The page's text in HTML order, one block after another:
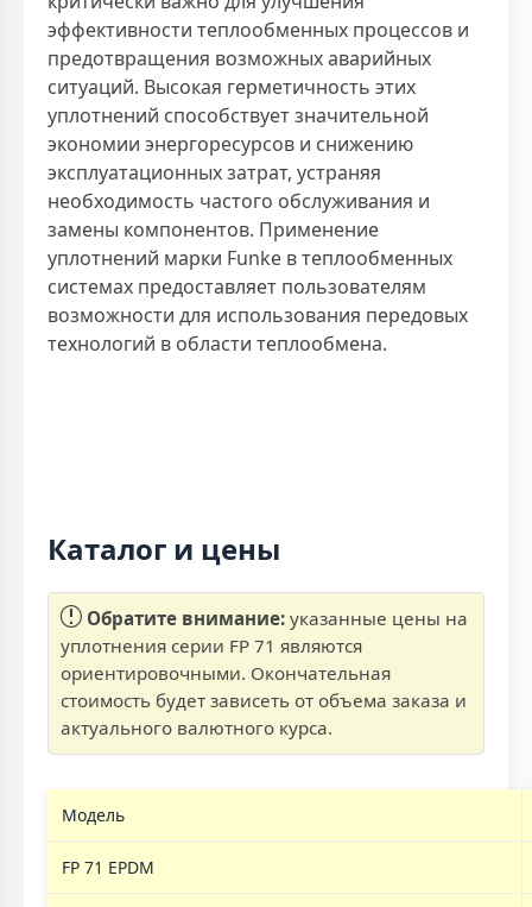
эффективности теплообменных процессов и
предотвращения возможных аварийных
ситуаций. Высокая герметичность этих
уплотнений способствует значительной
экономии энергоресурсов и снижению
эксплуатационных затрат, устраняя
необходимость частого обслуживания и
замены компонентов. Применение
уплотнений марки Funke в теплообменных
системах предоставляет пользователям
возможности для использования передовых
технологий в области теплообмена.
Каталог и цены
Обратите внимание: указанные цены на
уплотнения серии FP 71 являются
ориентировочными. Окончательная
стоимость будет зависеть от объема заказа и
актуального валютного курса.
Модель
FP 71 EPDM